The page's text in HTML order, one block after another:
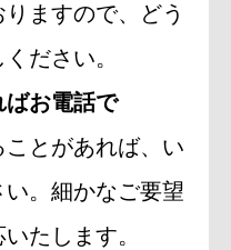
ますので、どう
ださい。
ばお電話で
とがあれば、い
。細かなご要望
たします。